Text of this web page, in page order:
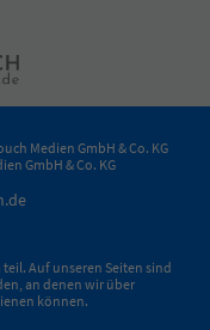
Medien GmbH & Co. KG
GmbH & Co. KG
Auf unseren Seiten sind
an denen wir über
können.